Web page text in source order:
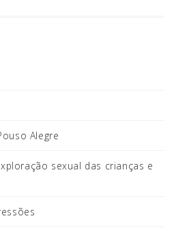
Alegre
sexual das crianças e